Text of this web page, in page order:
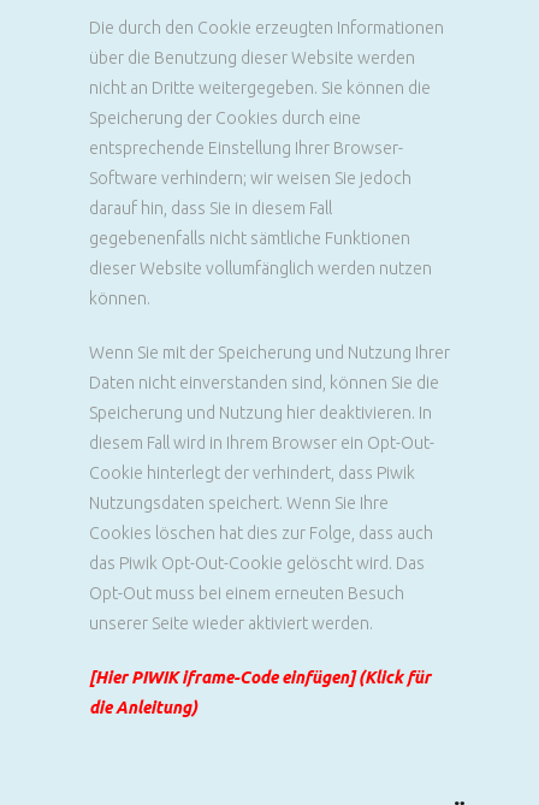
Die durch den Cookie erzeugten Informationen
über die Benutzung dieser Website werden
nicht an Dritte weitergegeben. Sie können die
Speicherung der Cookies durch eine
entsprechende Einstellung Ihrer Browser-
Software verhindern; wir weisen Sie jedoch
darauf hin, dass Sie in diesem Fall
gegebenenfalls nicht sämtliche Funktionen
dieser Website vollumfänglich werden nutzen
können.
Wenn Sie mit der Speicherung und Nutzung Ihrer
Daten nicht einverstanden sind, können Sie die
Speicherung und Nutzung hier deaktivieren. In
diesem Fall wird in Ihrem Browser ein Opt-Out-
Cookie hinterlegt der verhindert, dass Piwik
Nutzungsdaten speichert. Wenn Sie Ihre
Cookies löschen hat dies zur Folge, dass auch
das Piwik Opt-Out-Cookie gelöscht wird. Das
Opt-Out muss bei einem erneuten Besuch
unserer Seite wieder aktiviert werden.
[Hier PIWIK iframe-Code einfügen] (Klick für
die Anleitung)